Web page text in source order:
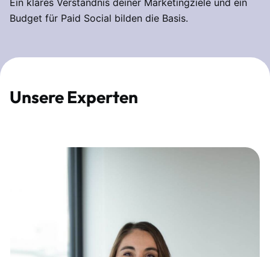
Budget für Paid Social bilden die Basis.
Unsere Experten